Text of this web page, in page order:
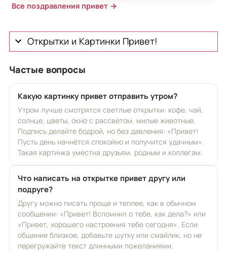
Все поздравления привет →
Открытки и Картинки Привет!
Частые вопросы
Какую картинку привет отправить утром?
Утром лучше смотрятся светлые открытки: кофе, чай,
солнце, цветы, окно с рассветом, милые животные.
Подпись делайте бодрой, но без давления: «Привет!
Пусть день начнётся спокойно и получится удачным».
Такая картинка уместна друзьям, родным и коллегам.
Что написать на открытке привет другу или
подруге?
Другу можно писать проще и теплее, как в обычном
сообщении: «Привет! Вспомнил о тебе, как дела?» или
«Привет, хорошего настроения тебе сегодня». Если
общение близкое, добавьте шутку или смайлик, но не
перегружайте текст длинными пожеланиями.